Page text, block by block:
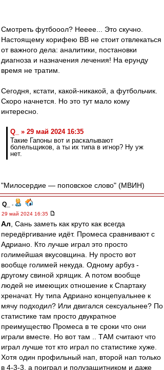
Смотреть футбооол? Нееее... Это скучно.
Настоящему корифею ВВ не стоит отвлекаться
от важного дела: аналитики, постановки
диагноза и назначения лечения! На ерунду
время не тратим.
Сегодня, кстати, какой-никакой, а футбольчик.
Скоро начнется. Но это тут мало кому
интересно.
Q_ » 29 май 2024 16:35
Такие Гапоны вот и раскалывают
болельщиков, а ты их типа в игнор? Ну уж
нет.
"Милосердие — поповское слово" (МВИН)
Q_
-
29 май 2024 16:35
Ал , Сань заметь как круто как всегда
передёргивание идёт. Промеса сравнивают с
Адриано. Кто лучше играл это просто
голимейшая вкусовщина. Ну просто вот
вообще голимей некуда. Одному арбуз -
другому свиной хрящик. А потом вообще
людей не имеющих отношение к Спартаку
хреначат. Ну типа Адриано концепуальнее к
мячу подходил? Или двигался сексуальнее? По
статистике там просто двукратное
преимущество Промеса в те сроки что они
играли вместе. Но вот там .. ТАМ считают что
играл лучше тот кто играл по статистике хуже.
Хотя один профильный нап, второй нап только
в 4-3-3, а поиграл и полузащитником и даже